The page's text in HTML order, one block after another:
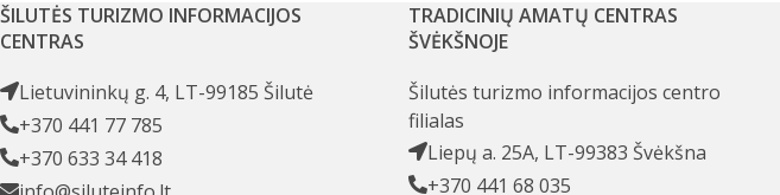
ŠILUTĖS TURIZMO INFORMACIJOS
CENTRAS
Lietuvininkų g. 4, LT-99185 Šilutė
+370 441 77 785
+370 633 34 418
TRADICINIŲ AMATŲ CENTRAS
ŠVĖKŠNOJE
Šilutės turizmo informacijos centro
filialas
Liepų a. 25A, LT-99383 Švėkšna
+370 441 68 035